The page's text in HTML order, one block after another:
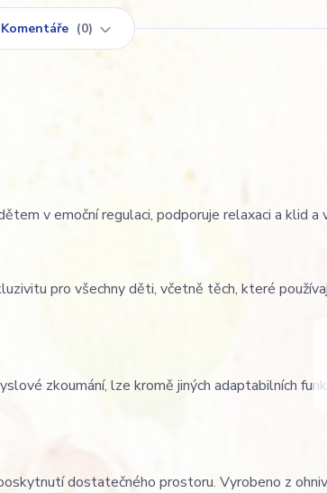
Komentáře 0
v emoční regulaci, podporuje relaxaci a klid a
pro všechny děti, včetně těch, které
zkoumání, lze kromě jiných adaptabilních
dostatečného prostoru. Vyrobeno z